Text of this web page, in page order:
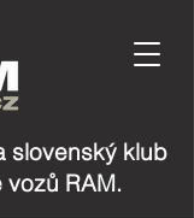
slovenský klub
vozů RAM.